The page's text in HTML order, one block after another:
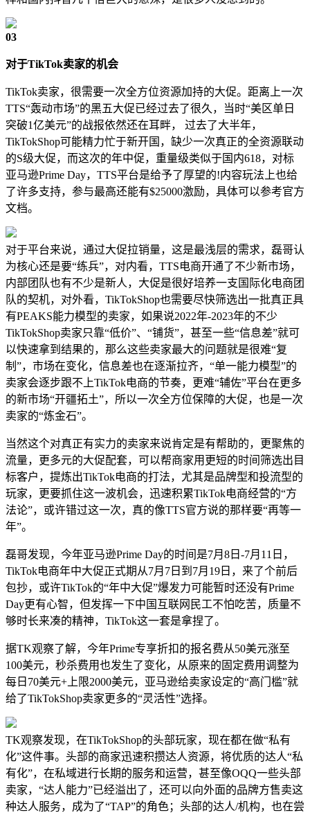
03
对于TikTok卖家的机会
TikTok卖家，很需要一次全方位资源加持的大促。距离上一次
TTS“轰动市场”的黑五大促已经过去了很久，当时“美区单日
突破1亿美元”的战报依然还在耳畔， 过去了大半年，
TikTokShop可能精力忙于新开国，缺少一次真正的全资源联动
的S级大促，而这次的年中促，重量级类似于国内618，对标
亚马逊Prime Day，TTS平台是给予了厚望的!内容玩法上也给
了许多支持，参与最高还能有$25000激励，具体可以参考官方
文档。
对于平台来说，通过大促拉销量，这是最浅层的需求，磊哥认
为核心还是要“练兵”，对内看，TTS电商开通了不少新市场，
内部团队也有不少是新人，大促是很好培养一支国际化电商团
队的契机，对外看，TikTokShop也需要尽快筛选出一批真正具
有PEAKS能力模型的卖家，如果说2022年-2023年的不少
TikTokShop卖家只靠“低价”、“铺货”，甚至一些“信息差”就可
以快速拿到结果的，那么这些卖家最大的问题就是很难“复
制”，市场在变化，信息差也在逐渐拉齐，“单一能力模型”的
卖家会逐步跟不上TikTok电商的节奏，更难“辅佐”平台在更多
的新市场“开疆拓土”，所以一次全方位保障的大促，也是一次
卖家的“炼金石”。
当然这个对真正有实力的卖家来说肯定是有帮助的，更聚焦的
流量，更多元的大促配套，可以帮商家用更短的时间筛选出目
标客户，提炼出TikTok电商的打法，尤其是品牌型和投流型的
玩家，更要抓住这一波机会，迅速积累TikTok电商经营的“方
法论”，或许错过这一次，真的像TTS官方说的那样要“再等一
年”。
磊哥发现，今年亚马逊Prime Day的时间是7月8日-7月11日，
TikTok电商年中大促正式期从7月7日到7月19日，来了个前后
包抄，或许TikTok的“年中大促”爆发力可能暂时还没有Prime
Day更有心智，但发挥一下中国互联网民工不怕吃苦，质量不
够时长来凑的精神，TikTok这一套是拿捏了。
据TK观察了解，今年Prime专享折扣的报名费从50美元涨至
100美元，秒杀费用也发生了变化，从原来的固定费用调整为
每日70美元+上限2000美元，亚马逊给卖家设定的“高门槛”就
给了TikTokShop卖家更多的“灵活性”选择。
TK观察发现，在TikTokShop的头部玩家，现在都在做“私有
化”这件事。头部的商家迅速积攒达人资源，将优质的达人“私
有化”，在私域进行长期的服务和运营，甚至像OQQ一些头部
卖家，“达人能力”已经溢出了，还可以向外面的品牌方售卖这
种达人服务，成为了“TAP”的角色；头部的达人/机构，也在尝